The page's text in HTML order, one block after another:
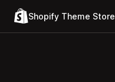
Shopify Theme Store